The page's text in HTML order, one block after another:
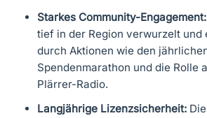
Starkes Community-Engagement:
tief in der Region verwurzelt und
durch Aktionen wie den
Spendenmarathon und die Rolle
Plärrer-Radio.
Langjährige Lizenzsicherheit: